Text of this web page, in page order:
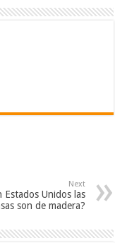
Next
Estados Unidos las
son de madera?